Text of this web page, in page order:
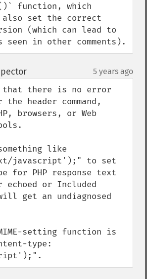
function, which
set the correct
(which can lead to
seen in other comments).
¶ 5 years ago
that there is no error
header command,
browsers, or Web
like
javascript');" to set
for PHP response text
echoed or Included
get an undiagnosed
setting function is
type: